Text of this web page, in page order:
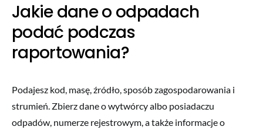
Jakie dane o odpadach
podać podczas
raportowania?
Podajesz kod, masę, źródło, sposób zagospodarowania i
strumień. Zbierz dane o wytwórcy albo posiadaczu
odpadów, numerze rejestrowym, a także informacje o